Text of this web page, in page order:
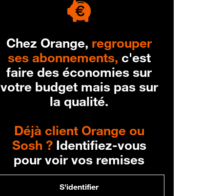
Chez Orange, regrouper
ses abonnements, c'est
faire des économies sur
votre budget mais pas sur
la qualité.
Déjà client Orange ou
Sosh ?Identifiez-vous
pour voir vos remises
S'identifier